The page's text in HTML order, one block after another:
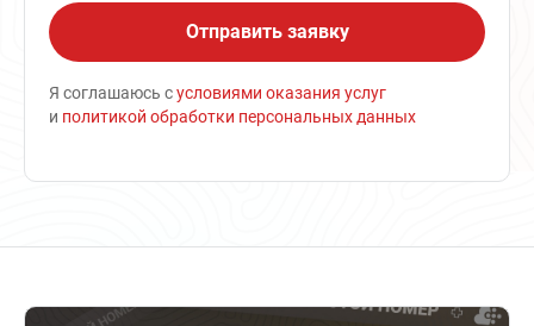
Я соглашаюсь сусловиями оказания услуг
и политикой обработки персональных данных